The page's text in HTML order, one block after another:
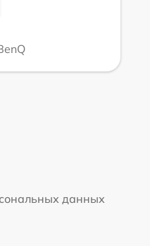
данных